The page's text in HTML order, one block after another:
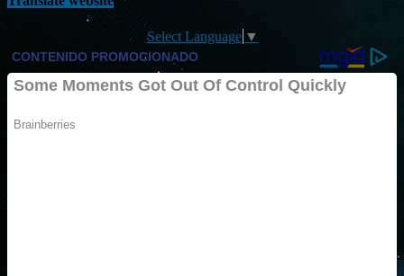
Select Language ▼